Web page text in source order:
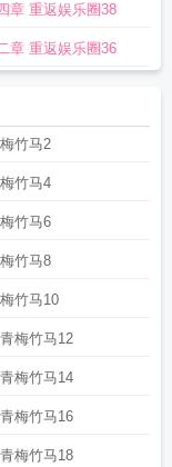
章 重返娱乐圈38
章 重返娱乐圈36
竹马2
竹马4
竹马6
竹马8
竹马10
梅竹马12
梅竹马14
梅竹马16
梅竹马18